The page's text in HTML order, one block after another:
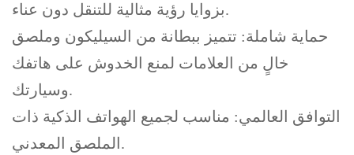
بزوايا رؤية مثالية للتنقل دون عناء.
حماية شاملة: تتميز ببطانة من السيليكون وملصق
خالٍ من العلامات لمنع الخدوش على هاتفك
وسيارتك.
التوافق العالمي: مناسب لجميع الهواتف الذكية ذات
الملصق المعدني.